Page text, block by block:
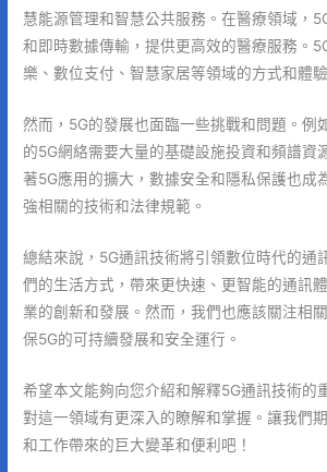
慧能源管理和智慧公共服務。在醫療領域，
和即時數據傳輸，提供更高效的醫療服務。
樂、數位支付、智慧家居等領域的方式和體驗
然而，5G的發展也面臨一些挑戰和問題。例
的5G網絡需要大量的基礎設施投資和頻譜資
著5G應用的擴大，數據安全和隱私保護也成
強相關的技術和法律規範。
總結來說，5G通訊技術將引領數位時代的通
們的生活方式，帶來更快速、更智能的通訊
業的創新和發展。然而，我們也應該關注相
保5G的可持續發展和安全運行。
希望本文能夠向您介紹和解釋5G通訊技術的
對這一領域有更深入的瞭解和掌握。讓我們
和工作帶來的巨大變革和便利吧！